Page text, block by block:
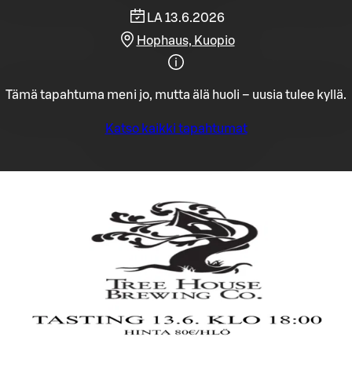
LA 13.6.2026
Hophaus, Kuopio
Tämä tapahtuma meni jo, mutta älä huoli – uusia tulee kyllä.
Katso kaikki tapahtumat